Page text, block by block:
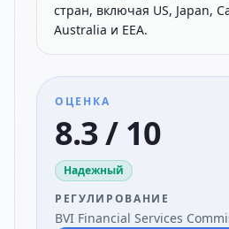
стран, включая US, Japan,
Australia и EEA.
ОЦЕНКА
8.3 / 10
Надежный
РЕГУЛИРОВАНИЕ
BVI Financial Services